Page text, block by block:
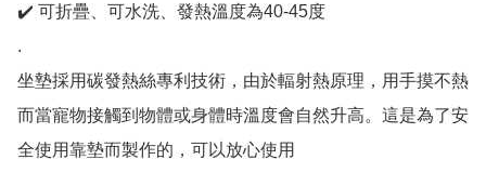
✔️ 可折疊、可水洗、發熱溫度為40-45度
.
坐墊採用碳發熱絲專利技術，由於輻射熱原理，用手摸不熱
而當寵物接觸到物體或身體時溫度會自然升高。這是為了安
全使用靠墊而製作的，可以放心使用